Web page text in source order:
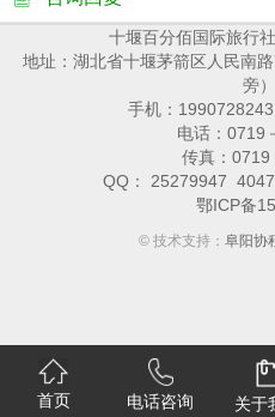
十堰百分佰国际旅行
地址：湖北省十堰茅箭区人民南
旁）
手机：
电话：0719
传真：0719
QQ： 25279947
鄂ICP备
© 技术支持： 阜阳协
首页 电话咨询 关于